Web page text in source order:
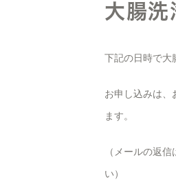
大腸洗
下記の日時で大
お申し込みは、
ます。
（メールの返
い）